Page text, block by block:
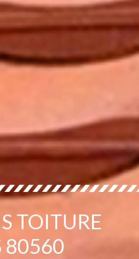
TOITURE
80560